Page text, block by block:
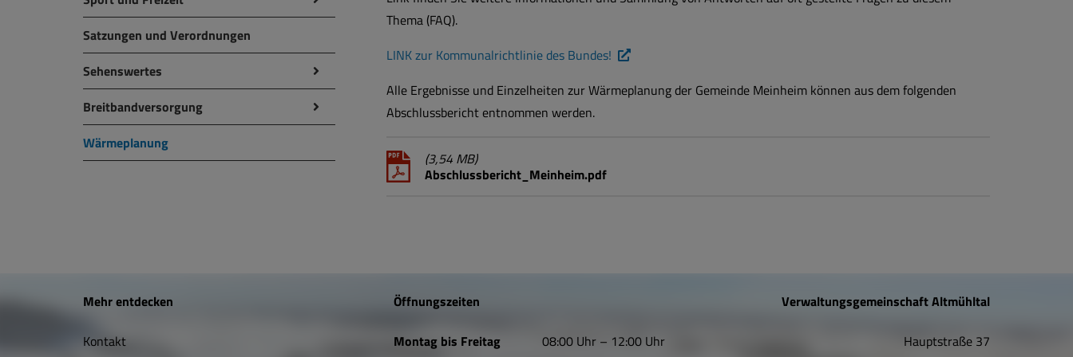
Satzungen und Verordnungen
Sehenswertes
Breitbandversorgung
Wärmeplanung
Thema (FAQ).
LINK zur Kommunalrichtlinie des Bundes!
Alle Ergebnisse und Einzelheiten zur Wärmeplanung der Gemeinde Meinheim können aus dem folgenden
Abschlussbericht entnommen werden.
(3,54 MB)
Abschlussbericht_Meinheim.pdf
W
iMehr entdecken
Kontakt
Öffnungszeiten
Montag bis Freitag 08:00 Uhr – 12:00 Uhr
Verwaltungsgemeinschaft Altmühltal
Hauptstraße 37